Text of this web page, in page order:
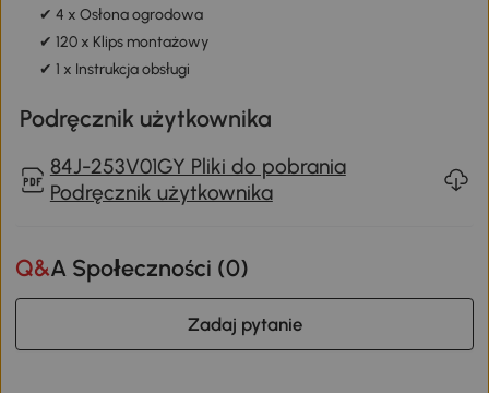
✔ 4 x Osłona ogrodowa
✔ 120 x Klips montażowy
✔ 1 x Instrukcja obsługi
Podręcznik użytkownika
84J-253V01GY Pliki do pobrania
Podręcznik użytkownika
Q&A Społeczności (0)
Zadaj pytanie